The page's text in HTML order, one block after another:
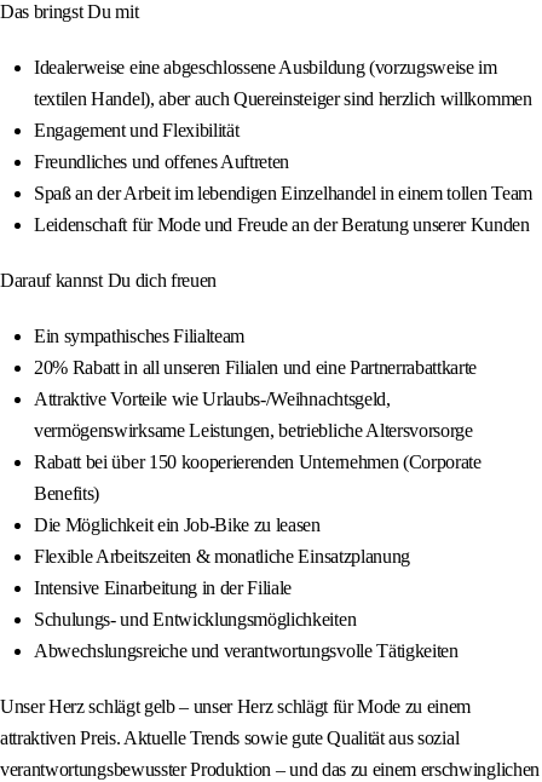
Das bringst Du mit
Idealerweise eine abgeschlossene Ausbildung (vorzugsweise im
textilen Handel), aber auch Quereinsteiger sind herzlich willkommen
Engagement und Flexibilität
Freundliches und offenes Auftreten
Spaß an der Arbeit im lebendigen Einzelhandel in einem tollen Team
Leidenschaft für Mode und Freude an der Beratung unserer Kunden
Darauf kannst Du dich freuen
Ein sympathisches Filialteam
20% Rabatt in all unseren Filialen und eine Partnerrabattkarte
Attraktive Vorteile wie Urlaubs-/Weihnachtsgeld,
vermögenswirksame Leistungen, betriebliche Altersvorsorge
Rabatt bei über 150 kooperierenden Unternehmen (Corporate
Benefits)
Die Möglichkeit ein Job-Bike zu leasen
Flexible Arbeitszeiten & monatliche Einsatzplanung
Intensive Einarbeitung in der Filiale
Schulungs- und Entwicklungsmöglichkeiten
Abwechslungsreiche und verantwortungsvolle Tätigkeiten
Unser Herz schlägt gelb – unser Herz schlägt für Mode zu einem
attraktiven Preis. Aktuelle Trends sowie gute Qualität aus sozial
verantwortungsbewusster Produktion – und das zu einem erschwinglichen